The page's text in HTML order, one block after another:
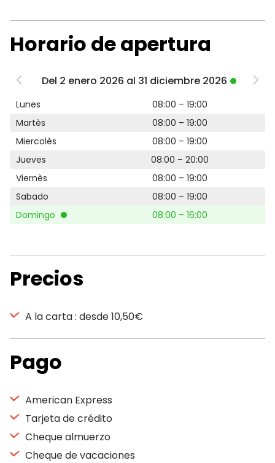
Horario de apertura
Del 2 enero 2026 al 31 diciembre 2026
Lunes
08:00 – 19:00
Martès
08:00 – 19:00
Miercolès
08:00 – 19:00
Jueves
08:00 – 20:00
Viernès
08:00 – 19:00
Sabado
08:00 – 19:00
Domingo
08:00 – 16:00
Precios
A la carta : desde 10,50€
Pago
American Express
Tarjeta de crédito
Cheque almuerzo
Cheque de vacaciones